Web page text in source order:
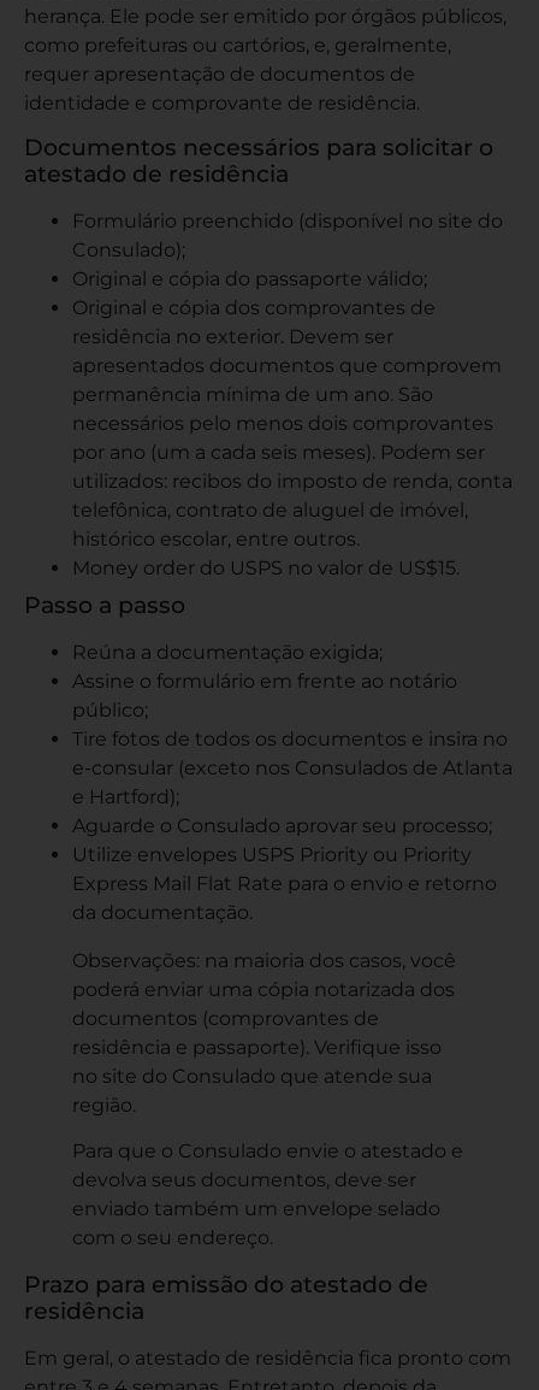
herança. Ele pode ser emitido por órgãos públicos,
como prefeituras ou cartórios, e, geralmente,
requer apresentação de documentos de
identidade e comprovante de residência.
Documentos necessários para solicitar o
atestado de residência
Formulário preenchido (disponível no site do
Consulado);
Original e cópia do passaporte válido;
Original e cópia dos comprovantes de
residência no exterior. Devem ser
apresentados documentos que comprovem
permanência mínima de um ano. São
necessários pelo menos dois comprovantes
por ano (um a cada seis meses). Podem ser
utilizados: recibos do imposto de renda, conta
telefônica, contrato de aluguel de imóvel,
histórico escolar, entre outros.
Money order do USPS no valor de US$15.
Passo a passo
Reúna a documentação exigida;
Assine o formulário em frente ao notário
público;
Tire fotos de todos os documentos e insira no
e-consular (exceto nos Consulados de Atlanta
e Hartford);
Aguarde o Consulado aprovar seu processo;
Utilize envelopes USPS Priority ou Priority
Express Mail Flat Rate para o envio e retorno
da documentação.
Observações: na maioria dos casos, você
poderá enviar uma cópia notarizada dos
documentos (comprovantes de
residência e passaporte). Verifique isso
no site do Consulado que atende sua
região.
Para que o Consulado envie o atestado e
devolva seus documentos, deve ser
enviado também um envelope selado
com o seu endereço.
Prazo para emissão do atestado de
residência
Em geral, o atestado de residência fica pronto com